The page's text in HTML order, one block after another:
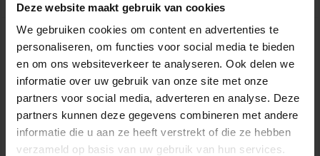
Deze website maakt gebruik van cookies
We gebruiken cookies om content en advertenties te
personaliseren, om functies voor social media te bieden
en om ons websiteverkeer te analyseren. Ook delen we
informatie over uw gebruik van onze site met onze
partners voor social media, adverteren en analyse. Deze
partners kunnen deze gegevens combineren met andere
informatie die u aan ze heeft verstrekt of die ze hebben
verzameld op basis van uw gebruik van hun services.
Overtuigen als Rachel, Claire en Donna
oktober 30, 2017 0